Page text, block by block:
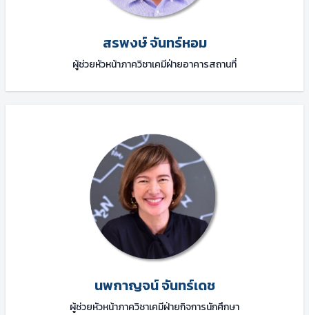
สรพงษ์ จันทร์หอม
ผู้ช่วยหัวหน้าภาควิชาเคมีฝ่ายอาคารสถานที่
นพกาญจน์ จันทร์เดช
ผู้ช่วยหัวหน้าภาควิชาเคมีฝ่ายกิจการนักศึกษา